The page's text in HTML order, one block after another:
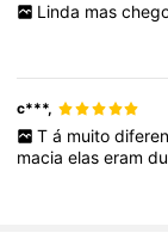
Linda mas
c***,
T á muito
maciaelaseram